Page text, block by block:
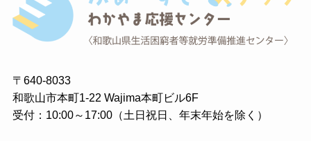
〒640-8033
和歌山市本町1-22 Wajima本町ビル6F
受付：10:00～17:00（土日祝日、年末年始を除く）